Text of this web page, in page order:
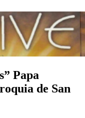
Papa
de San